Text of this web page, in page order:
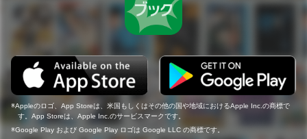
Appleのロゴ、App Storeは、米国もしくはその他の国や地域におけるApple Inc.の商標で
す。App Storeは、Apple Inc.のサービスマークです。
Google Play および Google Play ロゴは Google LLC の商標です。